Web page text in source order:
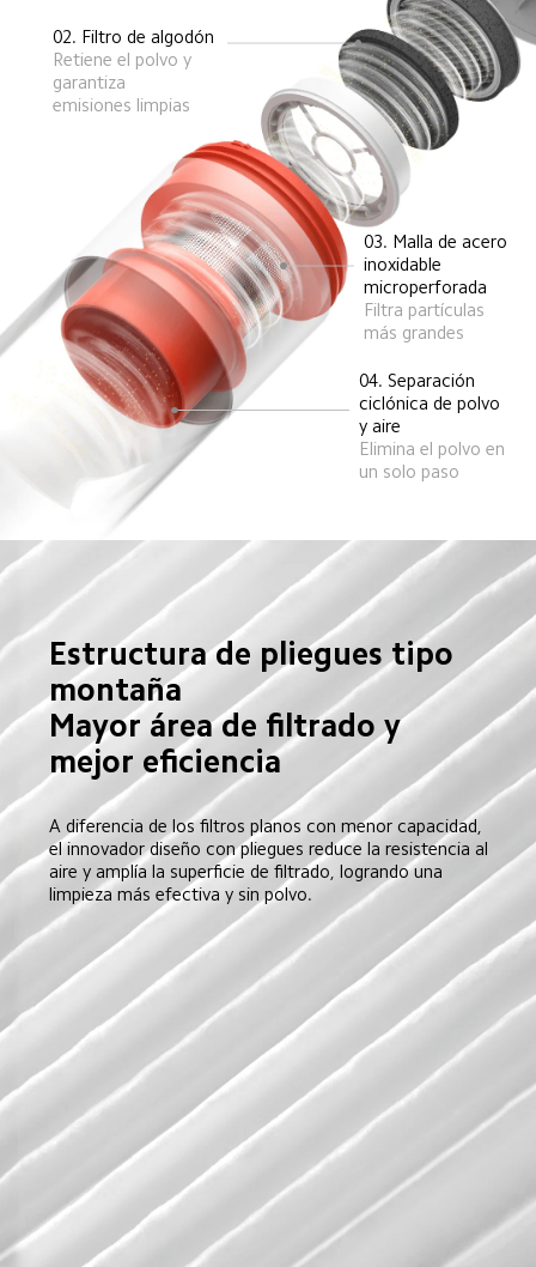
02. Filtro de algodón
Retiene el polvo y
garantiza
emisiones limpias
03. Malla de acero
inoxidable
microperforada
Filtra partículas
más grandes
04. Separación
ciclónica de polvo
y aire
Elimina el polvo en
un solo paso
Estructura de pliegues tipo
montaña
Mayor área de filtrado y
mejor eficiencia
A diferencia de los filtros planos con menor capacidad,
el innovador diseño con pliegues reduce la resistencia al
aire y amplía la superficie de filtrado, logrando una
limpieza más efectiva y sin polvo.